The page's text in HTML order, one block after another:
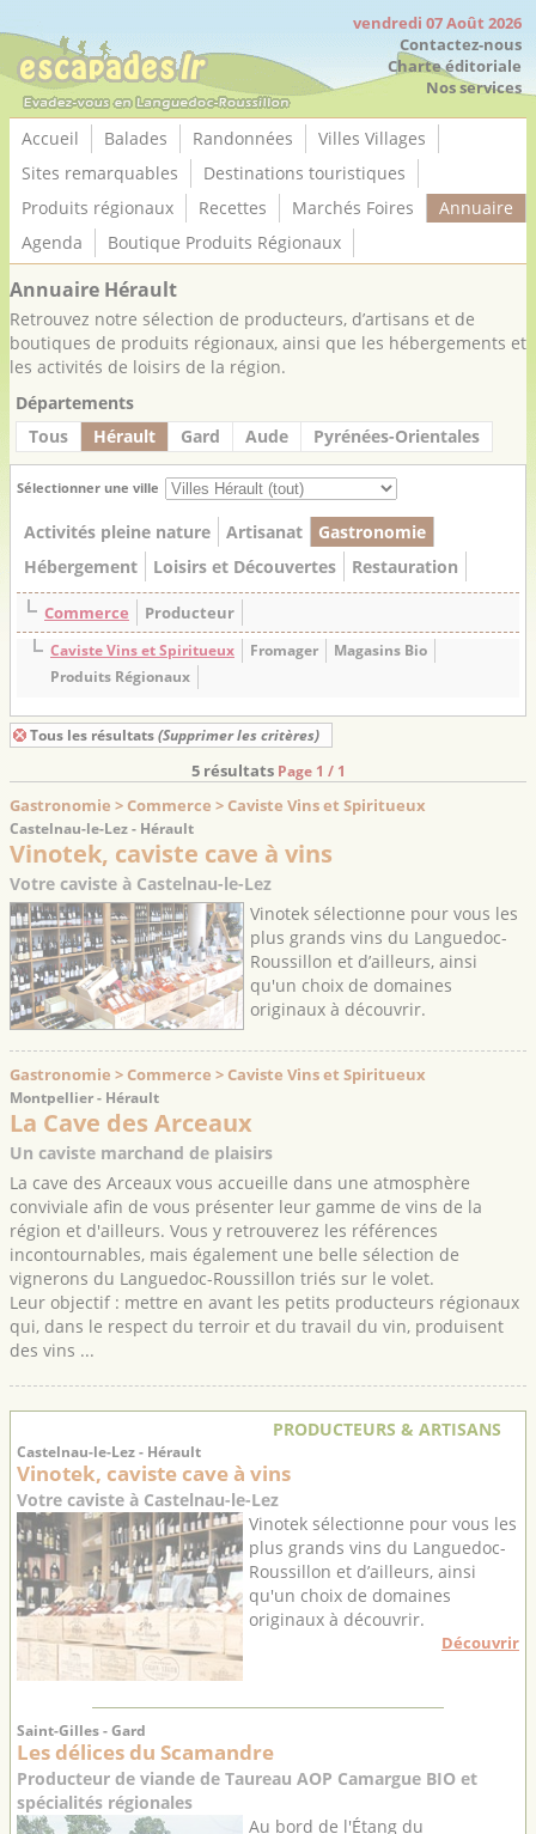
vendredi 07 Août 2026
Contactez-nous
Charte éditoriale
Nos services
Accueil Balades Randonnées
Villes Villages
Sites remarquables
Destinations touristiques
Produits régionaux
Recettes Marchés Foires
Annuaire
Agenda
Boutique Produits Régionaux
Annuaire Hérault
Retrouvez notre sélection de producteurs, d’artisans et de
boutiques de produits régionaux, ainsi que les hébergements et
les activités de loisirs de la région.
Départements
Tous
Hérault Gard Aude Pyrénées-Orientales
Sélectionner une ville
Activités pleine nature Artisanat
Gastronomie
Hébergement
Loisirs et Découvertes Restauration
Commerce Producteur
Caviste Vins et Spiritueux Fromager
Magasins Bio
Produits Régionaux
Tous les résultats (Supprimer les critères)
5 résultats Page 1 / 1
Gastronomie > Commerce > Caviste Vins et Spiritueux
Castelnau-le-Lez - Hérault
Vinotek, caviste cave à vins
Votre caviste à Castelnau-le-Lez
Vinotek sélectionne pour vous les
plus grands vins du Languedoc-
Roussillon et d’ailleurs, ainsi
qu'un choix de domaines
originaux à découvrir.
Gastronomie > Commerce > Caviste Vins et Spiritueux
Montpellier - Hérault
La Cave des Arceaux
Un caviste marchand de plaisirs
La cave des Arceaux vous accueille dans une atmosphère
conviviale afin de vous présenter leur gamme de vins de la
région et d'ailleurs. Vous y retrouverez les références
incontournables, mais également une belle sélection de
vignerons du Languedoc-Roussillon triés sur le volet.
Leur objectif : mettre en avant les petits producteurs régionaux
qui, dans le respect du terroir et du travail du vin, produisent
des vins ...
PRODUCTEURS & ARTISANS
Castelnau-le-Lez - Hérault
Vinotek, caviste cave à vins
Votre caviste à Castelnau-le-Lez
Vinotek sélectionne pour vous les
plus grands vins du Languedoc-
Roussillon et d’ailleurs, ainsi
qu'un choix de domaines
originaux à découvrir.
Découvrir
Saint-Gilles - Gard
Les délices du Scamandre
Producteur de viande de Taureau AOP Camargue BIO et
spécialités régionales
Au bord de l'Étang du